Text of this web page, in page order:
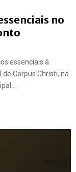
no
essenciais à
Corpus Christi, na